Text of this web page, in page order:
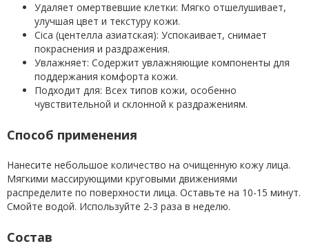
Удаляет омертвевшие клетки: Мягко отшелушивает,
улучшая цвет и текстуру кожи.
Cica (центелла азиатская): Успокаивает, снимает
покраснения и раздражения.
Увлажняет: Содержит увлажняющие компоненты для
поддержания комфорта кожи.
Подходит для: Всех типов кожи, особенно
чувствительной и склонной к раздражениям.
Способ применения
Нанесите небольшое количество на очищенную кожу лица.
Мягкими массирующими круговыми движениями
распределите по поверхности лица. Оставьте на 10-15 минут.
Смойте водой. Используйте 2-3 раза в неделю.
Состав